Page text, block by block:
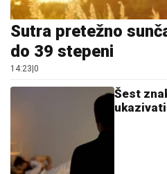
Sutra pretežno
do 39 stepeni
14:23 0
Šest